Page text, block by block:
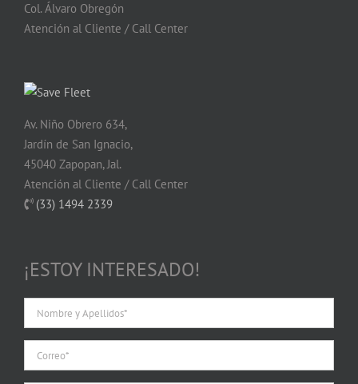
Col. Álvaro Obregón
Atención al Cliente / Call Center
Av. Niño Obrero 634,
Jardín de San Ignacio,
45040 Zapopan, Jal.
Atención al Cliente / Call Center
(33) 1494 2339
¡ESTOY INTERESADO!